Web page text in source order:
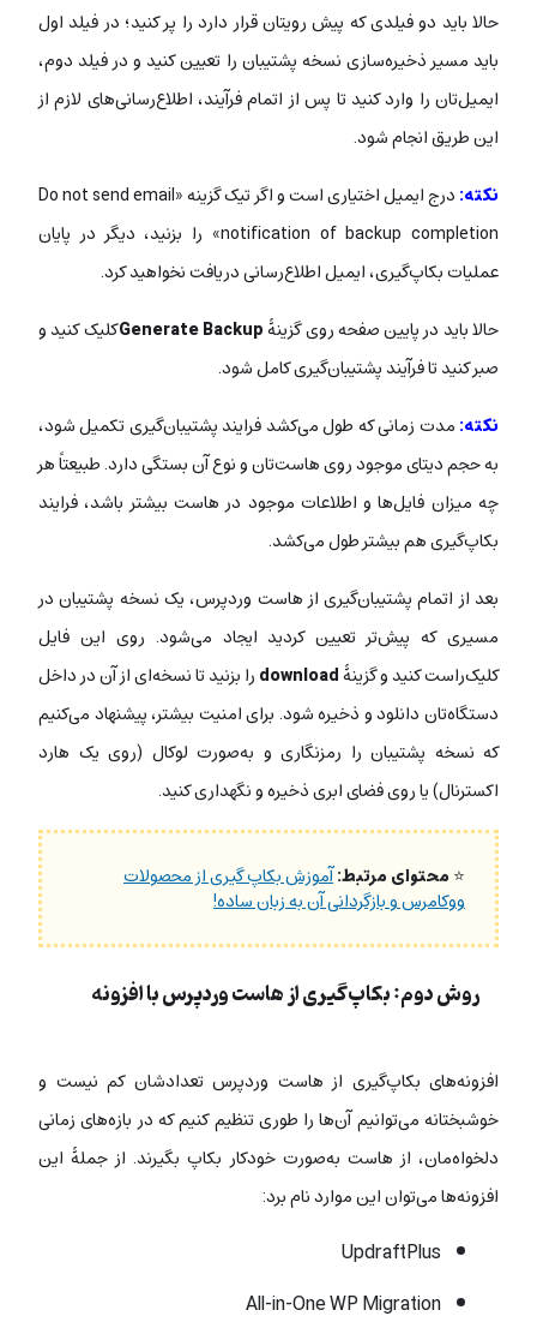
حالا باید دو فیلدی که پیش رویتان قرار دارد را پر کنید؛ در فیلد اول
باید مسیر ذخیره‌سازی نسخه پشتیبان را تعیین کنید و در فیلد دوم،
ایمیل‌تان را وارد کنید تا پس از اتمام فرآیند، اطلاع‌رسانی‌های لازم از
این طریق انجام شود.
نکته:
درج ایمیل اختیاری است و اگر تیک گزینه «Do not send email
notification of backup completion» را بزنید، دیگر در پایان
عملیات بکاپ‌‌گیری، ایمیل اطلاع‌رسانی دریافت نخواهید کرد.
حالا باید در پایین صفحه روی گزینۀGenerate Backupکلیک کنید و
صبر کنید تا فرآیند پشتیبان‌گیری کامل شود.
نکته:مدت‌ زمانی که طول می‌کشد فرایند پشتیبان‌گیری تکمیل شود،
به حجم دیتای موجود روی هاست‌تان و نوع آن بستگی دارد. طبیعتاً هر
چه میزان فایل‌ها و اطلاعات موجود در هاست بیشتر باشد، فرایند
بکاپ‌گیری هم بیشتر طول می‌کشد.
بعد از اتمام پشتیبان‌گیری از هاست وردپرس، یک نسخه پشتیبان در
مسیری که پیش‌تر تعیین کردید ایجاد می‌شود. روی این فایل
کلیک‌راست‌ کنید و گزینۀdownloadرا بزنید تا نسخه‌ای از آن در داخل
دستگاه‌تان دانلود و ذخیره شود. برای امنیت بیشتر، پیشنهاد می‌کنیم
که نسخه پشتیبان را رمزنگاری و به‌صورت لوکال (روی یک هارد
اکسترنال) یا روی فضای ابری ذخیره و نگهداری کنید.
⭐محتوای مرتبط:آموزش بکاپ گیری از محصولات
ووکامرس و بازگردانی آن به زبان ساده!
روش دوم: بکاپ‌گیری از هاست وردپرس با افزونه
افزونه‌های بکاپ‌گیری از هاست وردپرس تعدادشان کم نیست و
خوشبختانه می‌توانیم آن‌ها را طوری تنظیم کنیم که در بازه‌‌های زمانی
دلخواه‌مان، از هاست به‌صورت خودکار بکاپ بگیرند. از جملۀ این
افزونه‌ها می‌‎توان این موارد نام برد:
UpdraftPlus
All-in-One WP Migration